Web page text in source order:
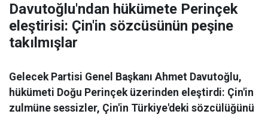
Davutoğlu'ndan hükümete Perinçek
eleştirisi: Çin'in sözcüsünün peşine
takılmışlar
Gelecek Partisi Genel Başkanı Ahmet Davutoğlu,
hükümeti Doğu Perinçek üzerinden eleştirdi: Çin'in
zulmüne sessizler, Çin'in Türkiye'deki sözcülüğünü